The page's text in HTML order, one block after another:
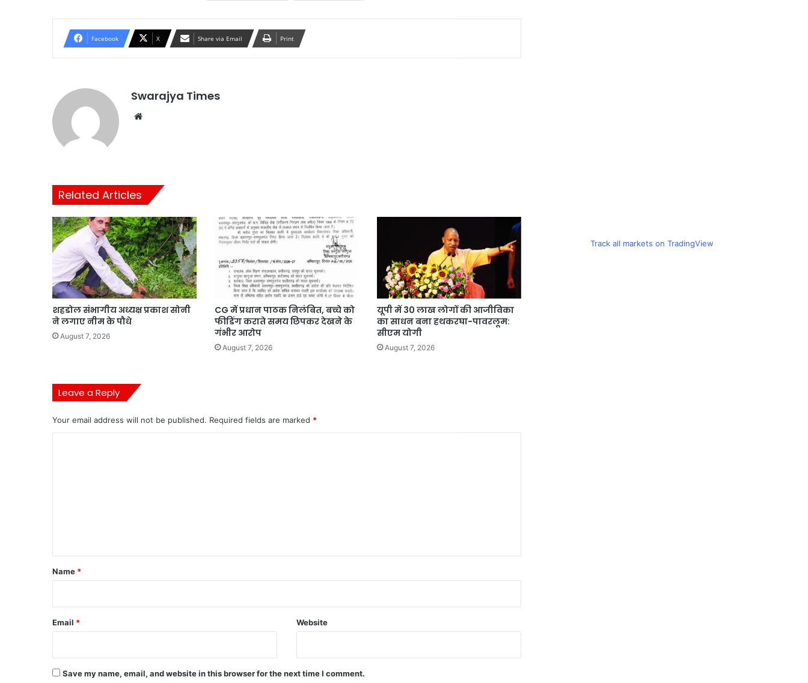
Facebook X Share via Email Print
Swarajya Times
Related Articles
शहडोल संभागीय अध्यक्ष प्रकाश सोनी
ने लगाए नीम के पौधे
August 7, 2026
CG में प्रधान पाठक निलंबित, बच्चे को
फीडिंग कराते समय छिपकर देखने के
गंभीर आरोप
August 7, 2026
यूपी में 30 लाख लोगों की आजीविका
का साधन बना हथकरघा-पावरलूम:
सीएम योगी
August 7, 2026
Leave a Reply
Your email address will not be published. Required fields are marked *
*
Name *
Email * Website
Save my name, email, and website in this browser for the next time I comment.
Track all markets on TradingView